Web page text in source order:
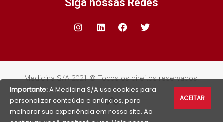
Siga nossas Redes
Medicina S/A 2021 © Todos os direitos reservados.
Importante:A Medicina S/A usa cookies para
personalizar conteúdo e anúncios, para
melhorar sua experiência em nosso site. Ao
ACEITAR